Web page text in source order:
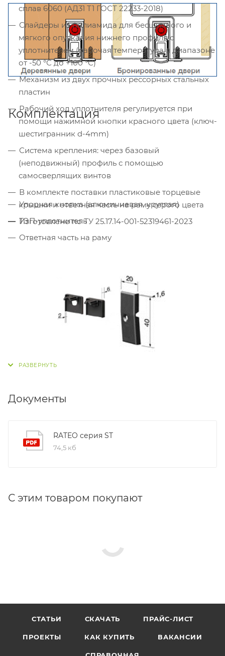
сплав 6060 (АД31 Т1 ГОСТ 22233-2018)
Слайдеры из полиамида для бесшумного и
мягкого опускания нижнего профиля с
уплотнителем (рабочая температура в диапазоне
от -50 °С до +100 °С)
Механизм из двух прочных рессорных стальных
пластин
Рабочий ход уплотнителя регулируется при
помощи нажимной кнопки красного цвета (ключ-
шестигранник d-4mm)
Система крепления: через базовый
(неподвижный) профиль с помощью
самосверлящих винтов
В комплекте поставки пластиковые торцевые
крышки и ответная часть на раму серого цвета
Изготовлено по ТУ 25.17.14-001-52319461-2023
Комплектация
Упорная кнопка (алюминиевая, круглая)
ТЭП-уплотнитель
Ответная часть на раму
Документы
RATEO серия ST
74,5 кб
С этим товаром покупают
СТАТЬИ СКАЧАТЬ ПРАЙС-ЛИСТ
ПРОЕКТЫ КАК КУПИТЬ ВАКАНСИИ